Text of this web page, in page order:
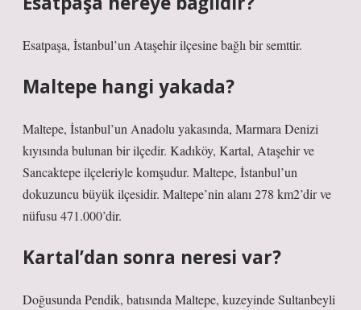
Esatpaşa, İstanbul’un Ataşehir ilçesine bağlı bir semttir.
Maltepe hangi yakada?
Maltepe, İstanbul’un Anadolu yakasında, Marmara Denizi
kıyısında bulunan bir ilçedir. Kadıköy, Kartal, Ataşehir ve
Sancaktepe ilçeleriyle komşudur. Maltepe, İstanbul’un
dokuzuncu büyük ilçesidir. Maltepe’nin alanı 278 km2’dir ve
nüfusu 471.000’dir.
Kartal’dan sonra neresi var?
Doğusunda Pendik, batısında Maltepe, kuzeyinde Sultanbeyli